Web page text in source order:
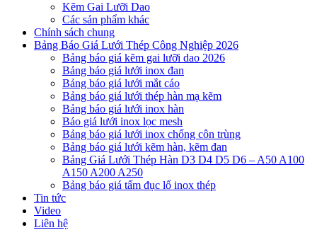
Kẽm Gai Lưỡi Dao
Các sản phẩm khác
Chính sách chung
Bảng Báo Giá Lưới Thép Công Nghiệp 2026
Bảng báo giá kẽm gai lưỡi dao 2026
Bảng báo giá lưới inox đan
Bảng báo giá lưới mắt cáo
Bảng báo giá lưới thép hàn mạ kẽm
Bảng báo giá lưới inox hàn
Báo giá lưới inox lọc mesh
Bảng báo giá lưới inox chống côn trùng
Bảng báo giá lưới kẽm hàn, kẽm đan
Bảng Giá Lưới Thép Hàn D3 D4 D5 D6 – A50 A100
A150 A200 A250
Bảng báo giá tấm đục lổ inox thép
Tin tức
Video
Liên hệ